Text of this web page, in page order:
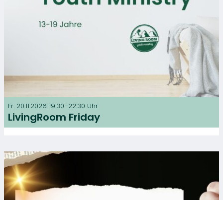
Fr. 20.11.2026 19:30–22:30 Uhr
LivingRoom Friday